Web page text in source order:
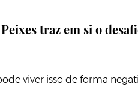
Peixes traz em si o
viver isso de forma